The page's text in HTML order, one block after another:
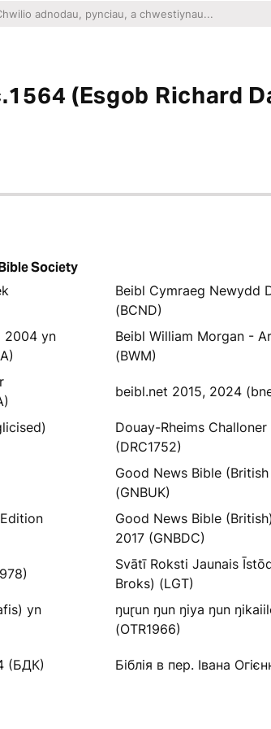
(Esgob Richard
Society
Beibl Cymraeg Newydd
(BCND)
2004 yn
Beibl William Morgan -
(BWM)
beibl.net 2015, 2024
Douay-Rheims
(DRC1752)
Good News Bible
(GNBUK)
Good News Bible
2017 (GNBDC)
Svātī Roksti Jaunais
Broks) (LGT)
yn
ŋuɽun ŋun ŋiya ŋun
(OTR1966)
(БДК) Біблія в пер. Івана